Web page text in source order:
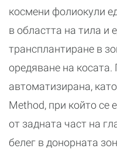
космени фолиокули
в областта на тила и
трансплантиране в
оредяване на
автоматизирана,
Method, при който се
от задната част на
белег в донорната